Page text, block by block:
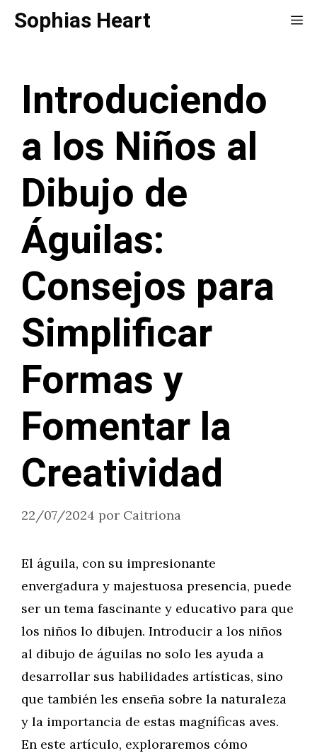
SaltarSophias Heart
Introduciendo
a los Niños al
Dibujo de
Águilas:
Consejos para
Simplificar
Formas y
Fomentar la
Creatividad
22/07/2024 por Caitriona
El águila, con su impresionante
envergadura y majestuosa presencia, puede
ser un tema fascinante y educativo para que
los niños lo dibujen. Introducir a los niños
al dibujo de águilas no solo les ayuda a
desarrollar sus habilidades artísticas, sino
que también les enseña sobre la naturaleza
y la importancia de estas magníficas aves.
En este artículo, exploraremos cómo